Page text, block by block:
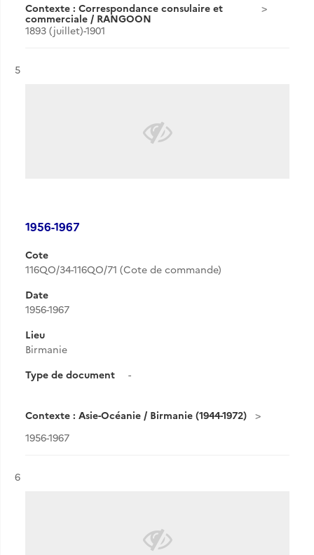
Contexte : Correspondance consulaire et
commerciale / RANGOON
1893 (juillet)-1901
Résultat n°
5
1956-1967
Cote
116QO/34-116QO/71 (Cote de commande)
Date
1956-1967
Lieu
Birmanie
Type de document
-
Contexte : Asie-Océanie / Birmanie (1944-1972)
1956-1967
Résultat n°
6